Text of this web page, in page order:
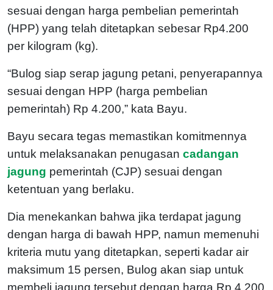
sesuai dengan harga pembelian pemerintah
(HPP) yang telah ditetapkan sebesar Rp4.200
per kilogram (kg).
“Bulog siap serap jagung petani, penyerapannya
sesuai dengan HPP (harga pembelian
pemerintah) Rp 4.200,” kata Bayu.
Bayu secara tegas memastikan komitmennya
untuk melaksanakan penugasan cadangan
jagung pemerintah (CJP) sesuai dengan
ketentuan yang berlaku.
Dia menekankan bahwa jika terdapat jagung
dengan harga di bawah HPP, namun memenuhi
kriteria mutu yang ditetapkan, seperti kadar air
maksimum 15 persen, Bulog akan siap untuk
membeli jagung tersebut dengan harga Rp 4.200